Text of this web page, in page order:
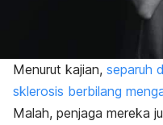
Menurut kajian, separuh
sklerosis berbilang
Malah, penjaga mereka